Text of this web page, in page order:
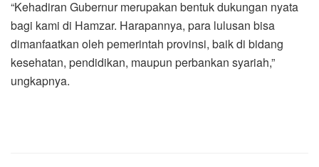
“Kehadiran Gubernur merupakan bentuk dukungan nyata
bagi kami di Hamzar. Harapannya, para lulusan bisa
dimanfaatkan oleh pemerintah provinsi, baik di bidang
kesehatan, pendidikan, maupun perbankan syariah,”
ungkapnya.